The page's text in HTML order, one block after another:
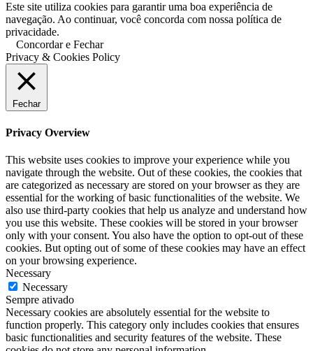
Este site utiliza cookies para garantir uma boa experiência de
navegação. Ao continuar, você concorda com nossa política de
privacidade.
Concordar e Fechar
Privacy & Cookies Policy
Fechar
Privacy Overview
This website uses cookies to improve your experience while you
navigate through the website. Out of these cookies, the cookies that
are categorized as necessary are stored on your browser as they are
essential for the working of basic functionalities of the website. We
also use third-party cookies that help us analyze and understand how
you use this website. These cookies will be stored in your browser
only with your consent. You also have the option to opt-out of these
cookies. But opting out of some of these cookies may have an effect
on your browsing experience.
Necessary
Necessary
Sempre ativado
Necessary cookies are absolutely essential for the website to
function properly. This category only includes cookies that ensures
basic functionalities and security features of the website. These